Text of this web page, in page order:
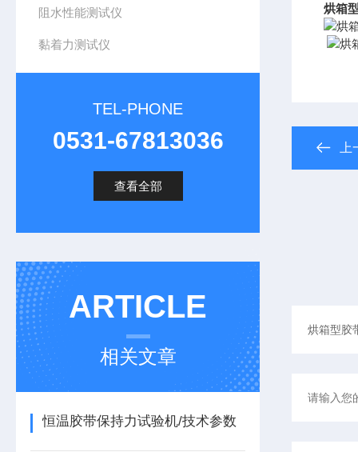
阻水性能测试仪
黏着力测试仪
TEL-PHONE
0531-67813036
查看全部
ARTICLE
相关文章
恒温胶带保持力试验机/技术参数
烘箱